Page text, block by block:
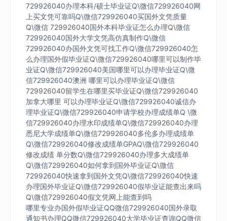
729926040办理本科/硕士毕业证Q\微信729926040网
上买文凭可靠吗Q\微信729926040买国外文凭质量
Q\微信 729926040国外本科毕业证怎么办理Q\微信
729926040国外大学文凭高仿真制作Q\微信
729926040办国外文凭可找工作Q\微信729926040怎
么办理国外假毕业证Q\微信729926040哪里可以制作毕
业证Q\微信729926040美国哪里可以办理毕业证Q\微
信729926040澳洲 哪里可以办理毕业证Q\微信
729926040留学生在哪里买毕业证Q\微信729926040
加拿大哪里 可以办理毕业证Q\微信729926040诚信办
理毕业证Q\微信729926040申请学校办理成绩单Q \微
信729926040办理水印成绩单Q\微信729926040办理
悉尼大学成绩单Q\微信729926040多伦多办理成绩单
Q\微信729926040修改成绩单GPAQ\微信729926040
修改成绩 单分数Q\微信729926040办理多大成绩单
Q\微信729926040如何拿到国外毕业证Q\微信
729926040快速拿到国外文凭Q\微信729926040快速
办理国外毕业证Q\微信729926040假毕业证能查出来吗
Q\微信729926040假文凭网上能查到吗
哪里专业办国外假毕业证QQ微信729926040国外录取
通知书办理QQ微信729926040大学毕业证查询QQ微信